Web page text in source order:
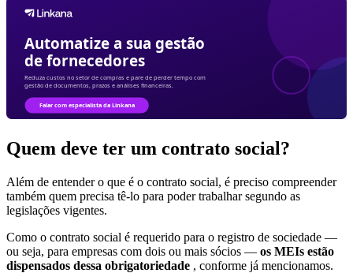
Quem deve ter um contrato social?
Além de entender o que é o contrato social, é preciso compreender
também quem precisa tê-lo para poder trabalhar segundo as
legislações vigentes.
Como o contrato social é requerido para o registro de sociedade —
ou seja, para empresas com dois ou mais sócios — os MEIs estão
dispensados dessa obrigatoriedade , conforme já mencionamos.